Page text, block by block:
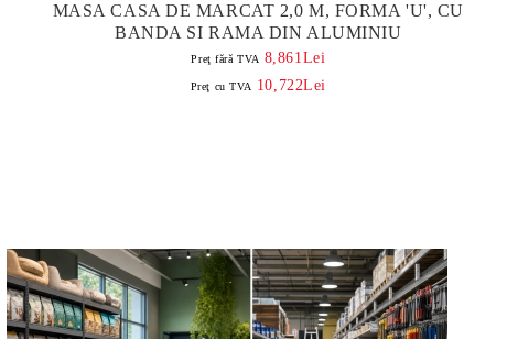
MASA CASA DE MARCAT 2,0 M, FORMA 'U', CU
BANDA SI RAMA DIN ALUMINIU
Preţ fără TVA 8,861Lei
Preţ cu TVA 10,722Lei